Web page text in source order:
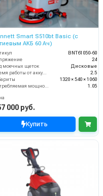
Smart S510bt Basic (с
АКБ 60 Ач)
BNT61050-60
24
моечных щеток
Дисковые
Время работы от аккумуляторов (ч)
2.5
1320 × 540 × 1060
1.05
000 руб.
Купить